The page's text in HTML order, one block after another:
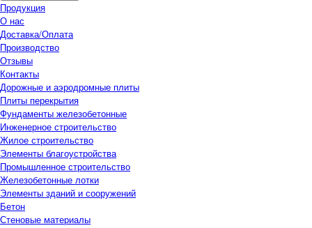
Продукция
О нас
Доставка/Оплата
Производство
Отзывы
Контакты
Дорожные и аэродромные плиты
Плиты перекрытия
Фундаменты железобетонные
Инженерное строительство
Жилое строительство
Элементы благоустройства
Промышленное строительство
Железобетонные лотки
Элементы зданий и сооружений
Бетон
Стеновые материалы